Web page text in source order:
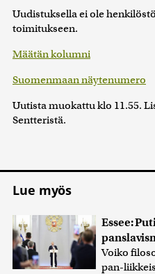
Uudistuksella ei ole
toimitukseen.
Määtän kolumni
Suomenmaan näytenumero
Uutista muokattu klo 11.55.
Sentteristä.
Lue myös
Essee:
Voiko
pan-